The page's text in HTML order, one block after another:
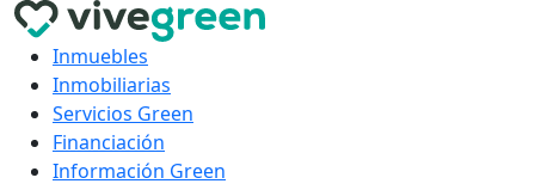
Inmuebles
Inmobiliarias
Servicios Green
Financiación
Información Green